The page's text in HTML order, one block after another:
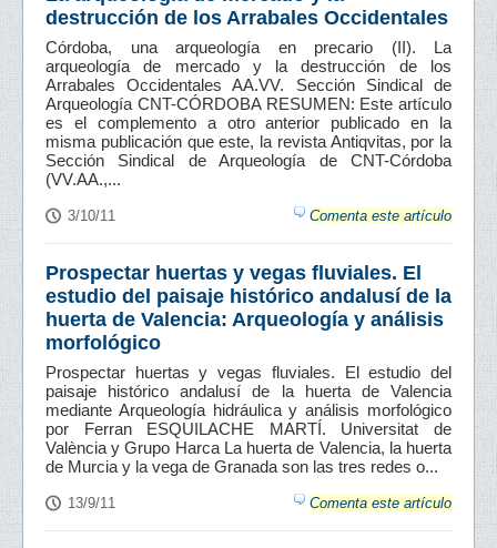
destrucción de los Arrabales Occidentales
Córdoba, una arqueología en precario (II). La
arqueología de mercado y la destrucción de los
Arrabales Occidentales AA.VV. Sección Sindical de
Arqueología CNT-CÓRDOBA RESUMEN: Este artículo
es el complemento a otro anterior publicado en la
misma publicación que este, la revista Antiqvitas, por la
Sección Sindical de Arqueología de CNT-Córdoba
(VV.AA.,...
3/10/11 Comenta este artículo
Prospectar huertas y vegas fluviales. El
estudio del paisaje histórico andalusí de la
huerta de Valencia: Arqueología y análisis
morfológico
Prospectar huertas y vegas fluviales. El estudio del
paisaje histórico andalusí de la huerta de Valencia
mediante Arqueología hidráulica y análisis morfológico
por Ferran ESQUILACHE MARTÍ. Universitat de
València y Grupo Harca La huerta de Valencia, la huerta
de Murcia y la vega de Granada son las tres redes o...
13/9/11 Comenta este artículo